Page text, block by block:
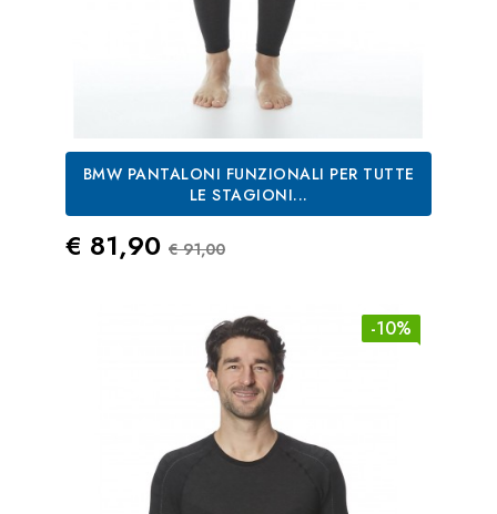
BMW PANTALONI FUNZIONALI PER TUTTE
LE STAGIONI...
Prezzo
€ 81,90 Prezzo Standard
€ 91,00
-10%